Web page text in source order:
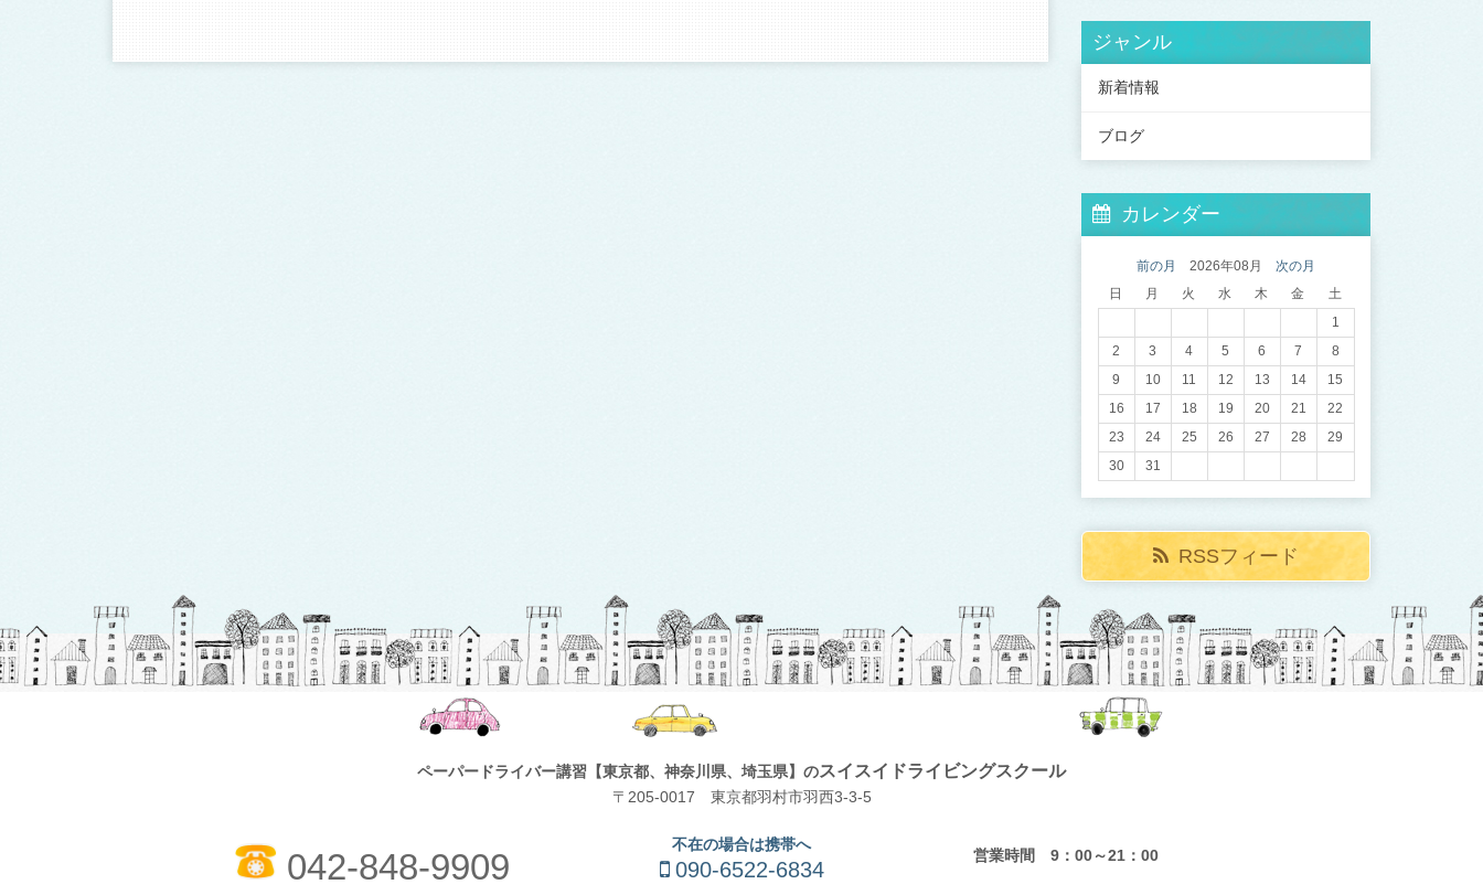
ジャンル
新着情報
ブログ
カレンダー
前の月 2026年08月 次の月
日 月 火 水 木 金 土
1
2 3 4 5 6 7 8
9 10 11 12 13 14 15
16 17 18 19 20 21 22
23 24 25 26 27 28 29
30 31
RSSフィード
ペーパードライバー講習 【東京都、神奈川県、埼玉県】のスイスイドライビングスクール
〒205-0017 東京都羽村市羽西3-3-5
042-848-9909
不在の場合は携帯へ
090-6522-6834
営業時間 9：00～21：00